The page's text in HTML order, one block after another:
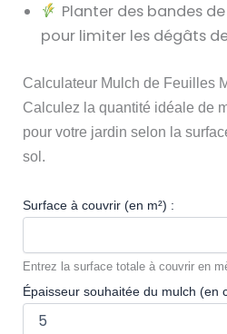
Planter des bandes
pour limiter les dégâts
Calculateur Mulch de Feuilles
Calculez la quantité idéale de
pour votre jardin selon la
sol.
Surface à couvrir (en m²) :
Entrez la surface totale à couvrir en
Épaisseur souhaitée du mulch (en